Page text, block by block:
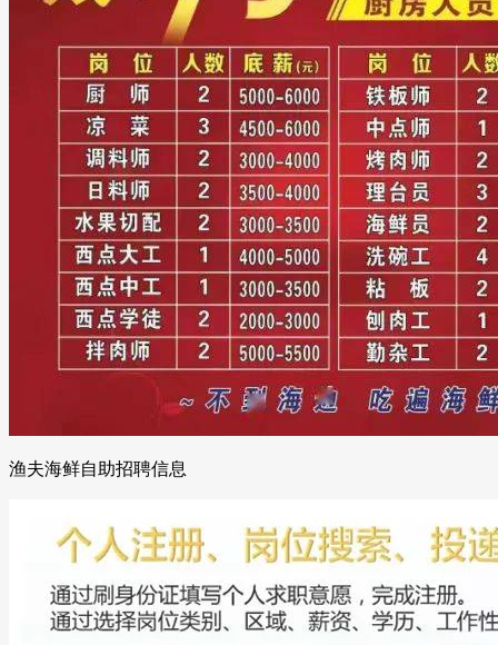
渔夫海鲜自助招聘信息